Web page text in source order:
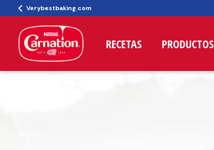
Verybestbaking.com
RECETAS PRODUCTOS